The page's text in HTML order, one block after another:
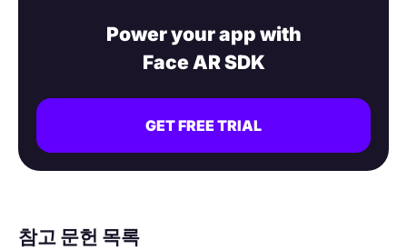
Power your app with
Face AR SDK
GET FREE TRIAL
참고 문헌 목록